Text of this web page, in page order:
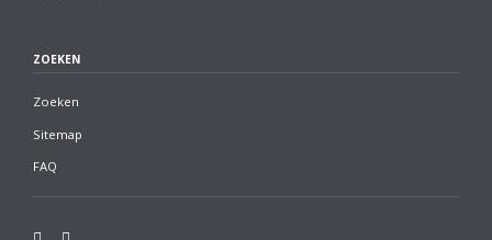
ZOEKEN
Zoeken
Sitemap
FAQ